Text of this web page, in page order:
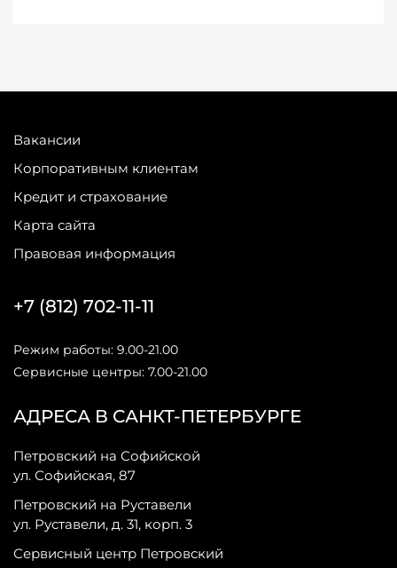
Вакансии
Корпоративным клиентам
Кредит и страхование
Карта сайта
Правовая информация
АДРЕСА В САНКТ-ПЕТЕРБУРГЕ
Петровский на Софийской
ул. Софийская, 87
Петровский на Руставели
ул. Руставели, д. 31, корп. 3
Сервисный центр Петровский
+7 (812) 702-11-11
Режим работы: 9.00-21.00
Сервисные центры: 7.00-21.00